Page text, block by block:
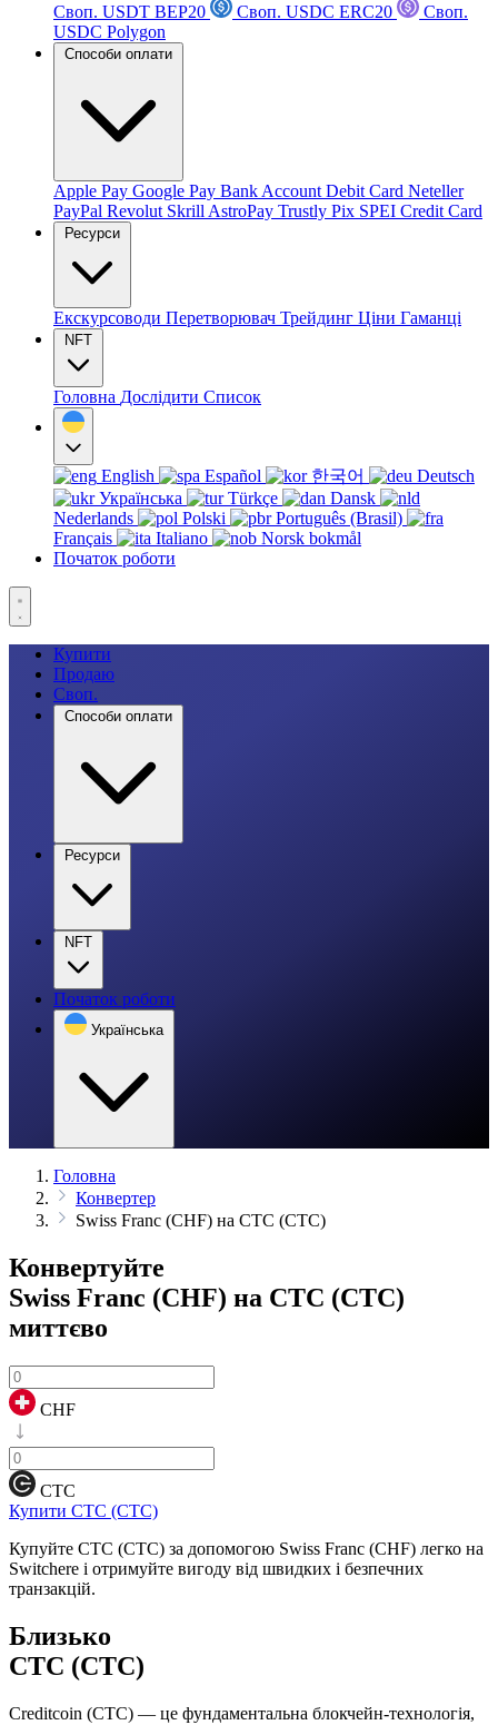
Своп. USDT BEP20
Своп. USDC ERC20
Своп.
USDC Polygon
Способи оплати
Apple Pay Google Pay Bank Account Debit Card Neteller
PayPal Revolut Skrill AstroPay Trustly Pix SPEI Credit Card
Ресурси
Екскурсоводи Перетворювач Трейдинг Ціни Гаманці
NFT
Головна Дослідити Список
English Español 한국어
Deutsch
Українська
Türkçe
Dansk
Nederlands
Polski
Português (Brasil)
Français
Italiano
Norsk bokmål
Початок роботи
Купити
Продаю
Своп.
Способи оплати
Ресурси
NFT
Початок роботи
Українська
Головна
Конвертер
Swiss Franc (CHF) на CTC (CTC)
Конвертуйте
Swiss Franc (CHF) на CTC (CTC)
миттєво
CHF
CTC
Купити CTC (CTC)
Купуйте CTC (CTC) за допомогою Swiss Franc (CHF) легко на
Switchere і отримуйте вигоду від швидких і безпечних
транзакцій.
Близько
CTC (CTC)
Creditcoin (CTC) — це фундаментальна блокчейн-технологія,